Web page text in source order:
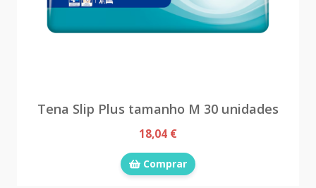
Tena Slip Plus tamanho M 30 unidades
18,04 €
Comprar